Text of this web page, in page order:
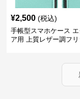
¥2,500 (税込)
手帳型スマホケース エ
ア用 上質レザー調フ